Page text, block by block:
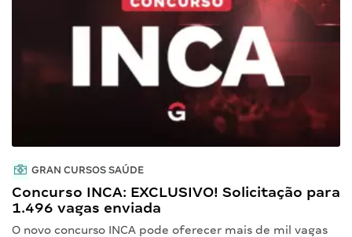
GRAN CURSOS SAÚDE
Concurso INCA: EXCLUSIVO! Solicitação para
1.496 vagas enviada
O novo concurso INCA pode oferecer mais de mil vagas